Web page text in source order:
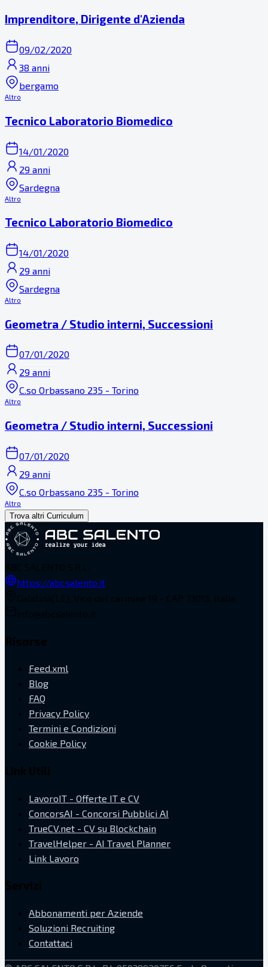
Imprenditore, Dirigente d'Azienda
09/02/2020
38 anni
bergamo
Altro
Tecnico Laboratorio Biomedico
14/01/2020
29 anni
Sardegna
Altro
Tecnico Laboratorio Biomedico
14/01/2020
29 anni
Sardegna
Altro
Geometra / Studio interni, Successioni
07/01/2020
29 anni
C.so Orbassano 235 - Torino
Altro
Geometra / Studio interni, Successioni
07/01/2020
29 anni
C.so Orbassano 235 - Torino
Altro
Trova altri Curriculum
https://abcsalento.it
Feed.xml
Blog
FAQ
Privacy Policy
Termini e Condizioni
Cookie Policy
LavoroIT - Offerte IT e CV
ConcorsAI - Concorsi Pubblici AI
TrueCV.net - CV su Blockchain
TravelHelper - AI Travel Planner
Link Lavoro
Abbonamenti per Aziende
Soluzioni Recruiting
Contattaci